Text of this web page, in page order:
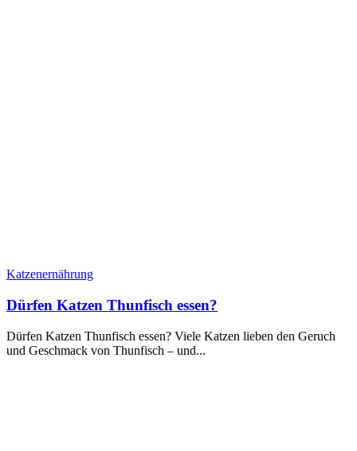
Katzenernährung
Dürfen Katzen Thunfisch essen?
Dürfen Katzen Thunfisch essen? Viele Katzen lieben den Geruch
und Geschmack von Thunfisch – und...